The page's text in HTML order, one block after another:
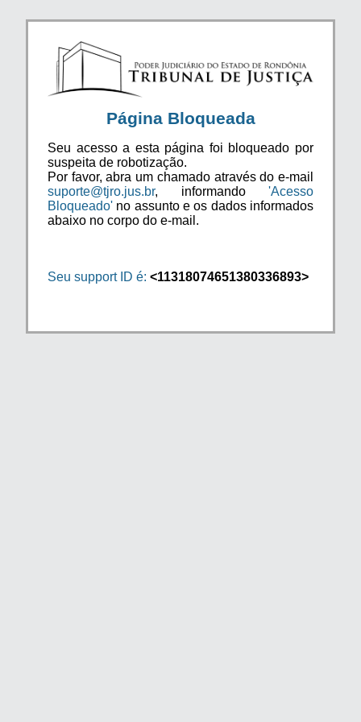
Página Bloqueada
Seu acesso a esta página foi bloqueado por
suspeita de robotização.
Por favor, abra um chamado através do e-mail
suporte@tjro.jus.br, informando 'Acesso
Bloqueado' no assunto e os dados informados
abaixo no corpo do e-mail.
Seu support ID é: <11318074651380336893>